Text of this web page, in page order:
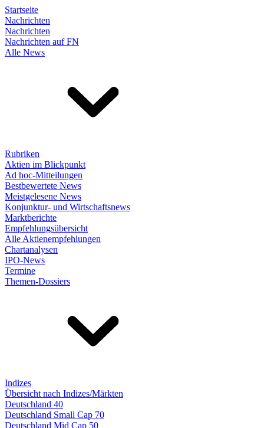
Startseite
Nachrichten
Nachrichten
Nachrichten auf FN
Alle News
Rubriken
Aktien im Blickpunkt
Ad hoc-Mitteilungen
Bestbewertete News
Meistgelesene News
Konjunktur- und Wirtschaftsnews
Marktberichte
Empfehlungsübersicht
Alle Aktienempfehlungen
Chartanalysen
IPO-News
Termine
Themen-Dossiers
Indizes
Übersicht nach Indizes/Märkten
Deutschland 40
Deutschland Small Cap 70
Deutschland Mid Cap 50